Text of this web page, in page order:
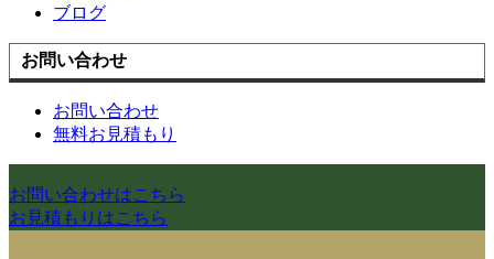
ブログ
お問い合わせ
お問い合わせ
無料お見積もり
お問い合わせはこちら
お見積もりはこちら